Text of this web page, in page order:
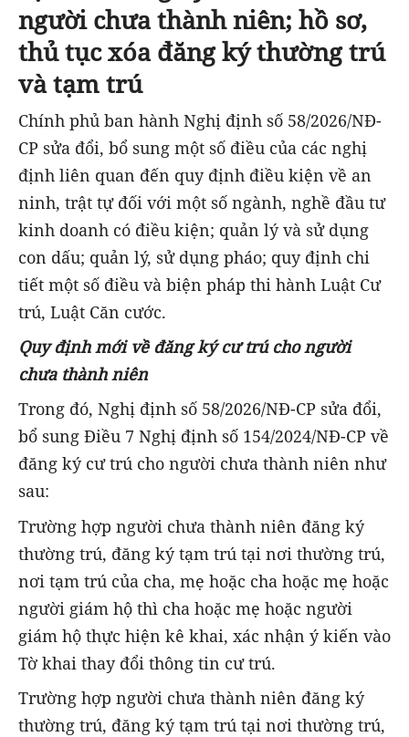
người chưa thành niên; hồ sơ,
thủ tục xóa đăng ký thường trú
và tạm trú
Chính phủ ban hành Nghị định số 58/2026/NĐ-
CP sửa đổi, bổ sung một số điều của các nghị
định liên quan đến quy định điều kiện về an
ninh, trật tự đối với một số ngành, nghề đầu tư
kinh doanh có điều kiện; quản lý và sử dụng
con dấu; quản lý, sử dụng pháo; quy định chi
tiết một số điều và biện pháp thi hành Luật Cư
trú, Luật Căn cước.
Quy định mới về đăng ký cư trú cho người
chưa thành niên
Trong đó, Nghị định số 58/2026/NĐ-CP sửa đổi,
bổ sung Điều 7 Nghị định số 154/2024/NĐ-CP về
đăng ký cư trú cho người chưa thành niên như
sau:
Trường hợp người chưa thành niên đăng ký
thường trú, đăng ký tạm trú tại nơi thường trú,
nơi tạm trú của cha, mẹ hoặc cha hoặc mẹ hoặc
người giám hộ thì cha hoặc mẹ hoặc người
giám hộ thực hiện kê khai, xác nhận ý kiến vào
Tờ khai thay đổi thông tin cư trú.
Trường hợp người chưa thành niên đăng ký
thường trú, đăng ký tạm trú tại nơi thường trú,